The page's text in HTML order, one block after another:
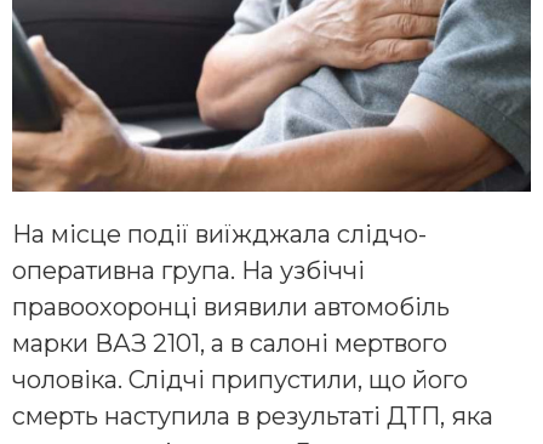
На місце події виїжджала слідчо-
оперативна група. На узбіччі
правоохоронці виявили автомобіль
марки ВАЗ 2101, а в салоні мертвого
чоловіка. Слідчі припустили, що його
смерть наступила в результаті ДТП, яка